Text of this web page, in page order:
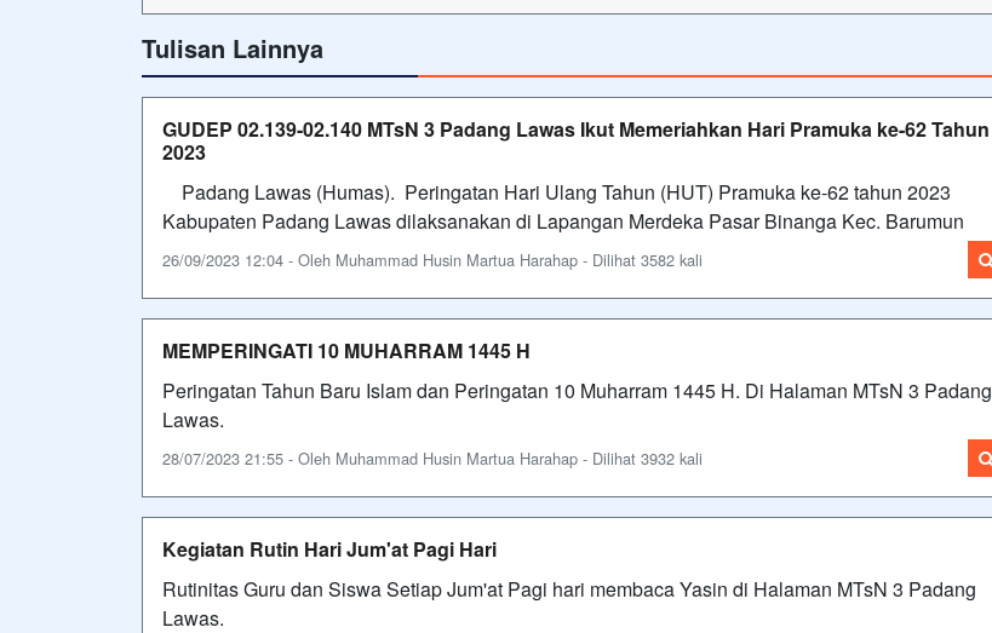
Tulisan Lainnya
GUDEP 02.139-02.140 MTsN 3 Padang Lawas Ikut Memeriahkan Hari Pramuka ke-62 Tahun
2023
Padang Lawas (Humas). Peringatan Hari Ulang Tahun (HUT) Pramuka ke-62 tahun 2023
Kabupaten Padang Lawas dilaksanakan di Lapangan Merdeka Pasar Binanga Kec. Barumun
26/09/2023 12:04 - Oleh Muhammad Husin Martua Harahap - Dilihat 3582 kali
MEMPERINGATI 10 MUHARRAM 1445 H
Peringatan Tahun Baru Islam dan Peringatan 10 Muharram 1445 H. Di Halaman MTsN 3 Padang
Lawas.
28/07/2023 21:55 - Oleh Muhammad Husin Martua Harahap - Dilihat 3932 kali
Kegiatan Rutin Hari Jum'at Pagi Hari
Rutinitas Guru dan Siswa Setiap Jum'at Pagi hari membaca Yasin di Halaman MTsN 3 Padang
Lawas.